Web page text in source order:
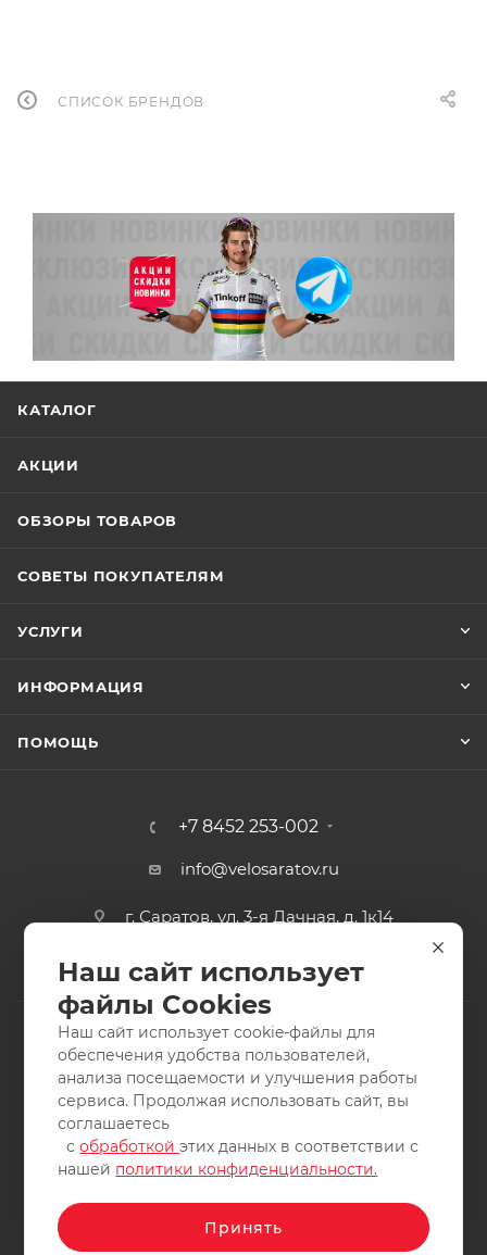
СПИСОК БРЕНДОВ
КАТАЛОГ
АКЦИИ
ОБЗОРЫ ТОВАРОВ
СОВЕТЫ ПОКУПАТЕЛЯМ
УСЛУГИ
ИНФОРМАЦИЯ
ПОМОЩЬ
+7 8452 253-002
info@velosaratov.ru
г. Саратов, ул. 3-я Дачная, д. 1к14
2011-2026 © интернет-магазин спортивных товаров
ВелоСаратов. Не является публичной офертой. Все права
защищены. Заимствование материалов и фотографий
запрещено.
Наш сайт использует
файлы Cookies
Наш сайт использует cookie-файлы для
обеспечения удобства пользователей,
анализа посещаемости и улучшения работы
сервиса. Продолжая использовать сайт, вы
соглашаетесь
собработкойэтих данных в соответствии с
нашей политики конфиденциальности.
Принять